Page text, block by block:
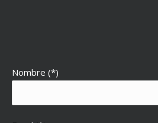
Nombre (*)